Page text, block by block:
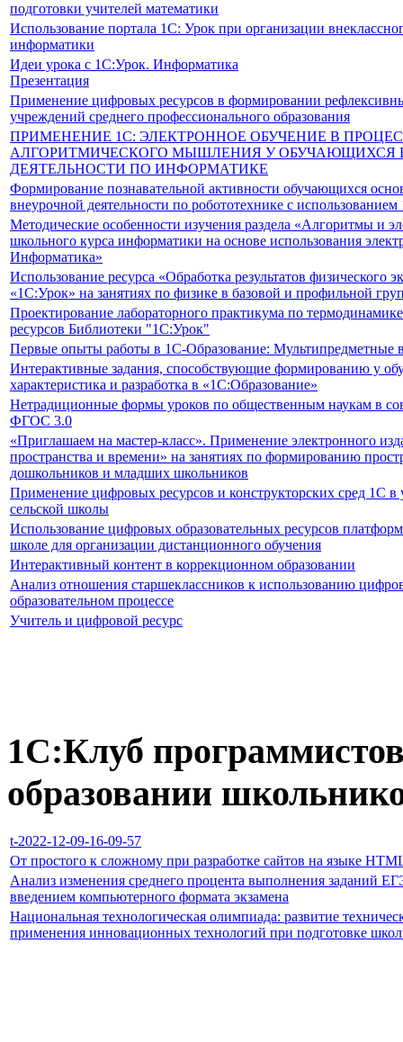
подготовки учителей математики
Использование портала 1С: Урок при организации
информатики
Идеи урока с 1С:Урок. Информатика
Презентация
Применение цифровых ресурсов в формировании
учреждений среднего профессионального образования
ПРИМЕНЕНИЕ 1С: ЭЛЕКТРОННОЕ ОБУЧЕНИЕ В
АЛГОРИТМИЧЕСКОГО МЫШЛЕНИЯ У ОБУЧАЮЩИХСЯ
ДЕЯТЕЛЬНОСТИ ПО ИНФОРМАТИКЕ
Формирование познавательной активности обучающихся
внеурочной деятельности по робототехнике с
Методические особенности изучения раздела «Алгоритмы и
школьного курса информатики на основе использования
Информатика»
Использование ресурса «Обработка результатов физического
«1С:Урок» на занятиях по физике в базовой и профильной
Проектирование лабораторного практикума по
ресурсов Библиотеки "1С:Урок"
Первые опыты работы в 1С-Образование: Мультипредметные
Интерактивные задания, способствующие формированию у
характеристика и разработка в «1С:Образование»
Нетрадиционные формы уроков по общественным наукам в
ФГОС 3.0
«Приглашаем на мастер-класс». Применение электронного
пространства и времени» на занятиях по формированию
дошкольников и младших школьников
Применение цифровых ресурсов и конструкторских сред 1С в
сельской школы
Использование цифровых образовательных ресурсов
школе для организации дистанционного обучения
Интерактивный контент в коррекционном образовании
Анализ отношения старшеклассников к использованию
образовательном процессе
Учитель и цифровой ресурс
1С:Клуб
образовании
t-2022-12-09-16-09-57
От простого к сложному при разработке сайтов на языке
Анализ изменения среднего процента выполнения заданий
введением компьютерного формата экзамена
Национальная технологическая олимпиада: развитие
применения инновационных технологий при подготовке